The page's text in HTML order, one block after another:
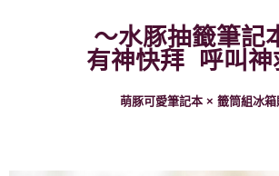
每筆NT$60，滿NT$490(含以上)免運費
每筆NT$85，滿NT$490(含以上)免運費
每筆NT$85，滿NT$490(含以上)免運費
～水豚抽籤筆記
有神快拜 呼叫神
萌豚可愛筆記本 × 籤筒組冰箱